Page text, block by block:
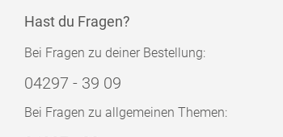
Hast du Fragen?
Bei Fragen zu deiner Bestellung:
04297 - 39 09
Bei Fragen zu allgemeinen Themen: